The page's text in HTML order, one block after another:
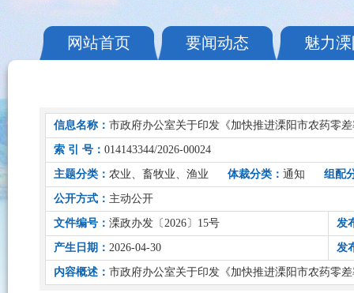
网站首页 要闻动态 魅力
信息名称： 市政府办公室关于印发《加快推进溧阳市农药零
索 引 号： 014143344/2026-00024
主题分类： 农业、畜牧业、渔业 体裁分类： 通知 组配
公开方式： 主动公开
文件编号： 溧政办发〔2026〕15号 发
产生日期： 2026-04-30 发
内容概述： 市政府办公室关于印发《加快推进溧阳市农药零